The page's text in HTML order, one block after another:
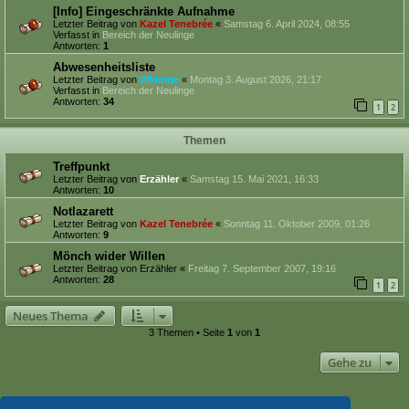
[Info] Eingeschränkte Aufnahme
Letzter Beitrag von Kazel Tenebrée « Samstag 6. April 2024, 08:55
Verfasst in Bereich der Neulinge
Antworten: 1
Abwesenheitsliste
Letzter Beitrag von Whimrie « Montag 3. August 2026, 21:17
Verfasst in Bereich der Neulinge
Antworten: 34 1 2
Themen
Treffpunkt
Letzter Beitrag von Erzähler « Samstag 15. Mai 2021, 16:33
Antworten: 10
Notlazarett
Letzter Beitrag von Kazel Tenebrée « Sonntag 11. Oktober 2009, 01:26
Antworten: 9
Mönch wider Willen
Letzter Beitrag von Erzähler « Freitag 7. September 2007, 19:16
Antworten: 28 1 2
Neues Thema
3 Themen • Seite 1 von 1
Gehe zu